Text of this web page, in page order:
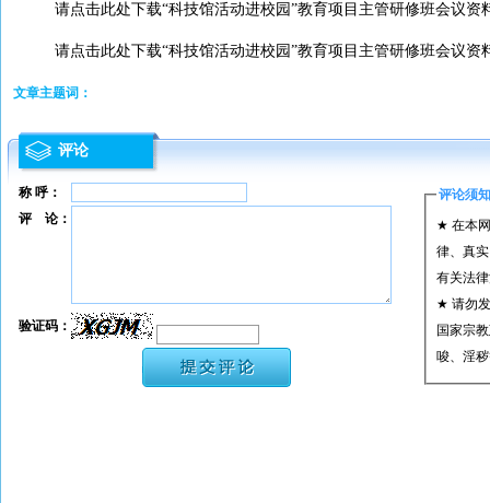
请点击此处下载“科技馆活动进校园”教育项目主管研修班会议
请点击此处下载“科技馆活动进校园”教育项目主管研修班会议
文章主题词：
评论
称 呼： 评论须知
★ 在本
律、真
有关法
★ 请勿
国家宗
唆、淫
★ 承担
评 论：
验证码：